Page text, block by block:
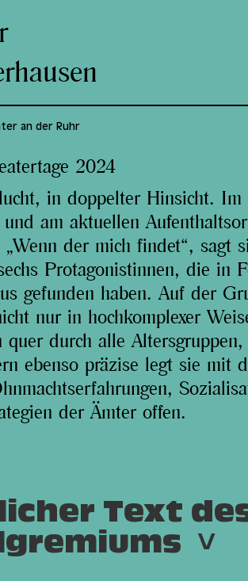
an der Ruhr
2024
in doppelter Hinsicht.
am aktuellen
der mich findet“, sagt
Protagonistinnen, die in
gefunden haben. Auf der
nur in hochkomplexer
quer durch alle
ebenso präzise legt sie mit
der Ämter offen.
Text